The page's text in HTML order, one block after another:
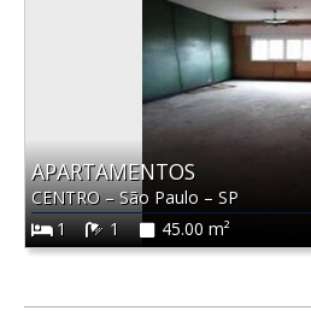
APARTAMENTOS
CENTRO–São Paulo – SP
1
1 45.00 m²